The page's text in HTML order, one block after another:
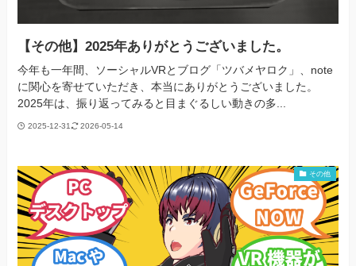
【その他】2025年ありがとうございました。
今年も一年間、ソーシャルVRとブログ「ツバメヤロク」、note
に関心を寄せていただき、本当にありがとうございました。
2025年は、振り返ってみると目まぐるしい動きの多...
2025-12-31 2026-05-14
その他